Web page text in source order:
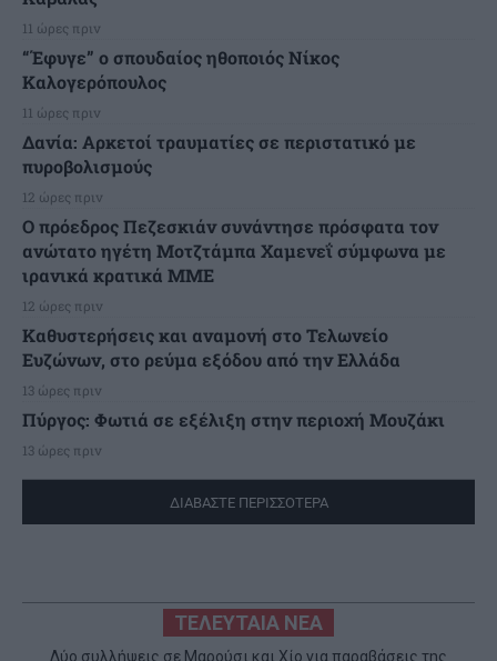
11 ώρες πριν
“Έφυγε” ο σπουδαίος ηθοποιός Νίκος
Καλογερόπουλος
11 ώρες πριν
Δανία: Αρκετοί τραυματίες σε περιστατικό με
πυροβολισμούς
12 ώρες πριν
Ο πρόεδρος Πεζεσκιάν συνάντησε πρόσφατα τον
ανώτατο ηγέτη Μοτζτάμπα Χαμενεΐ σύμφωνα με
ιρανικά κρατικά ΜΜΕ
12 ώρες πριν
Καθυστερήσεις και αναμονή στο Τελωνείο
Ευζώνων, στο ρεύμα εξόδου από την Ελλάδα
13 ώρες πριν
Πύργος: Φωτιά σε εξέλιξη στην περιοχή Μουζάκι
13 ώρες πριν
ΔΙΑΒΑΣΤΕ ΠΕΡΙΣΣΟΤΕΡΑ